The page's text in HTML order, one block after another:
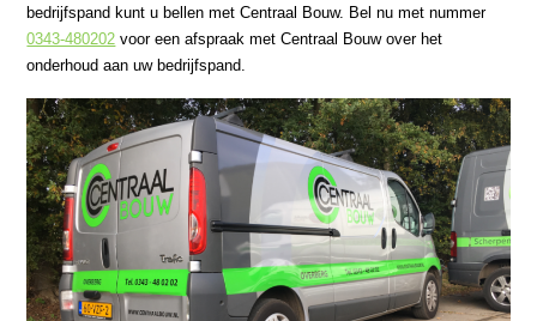
bedrijfspand kunt u bellen met Centraal Bouw. Bel nu met nummer
0343-480202 voor een afspraak met Centraal Bouw over het
onderhoud aan uw bedrijfspand.